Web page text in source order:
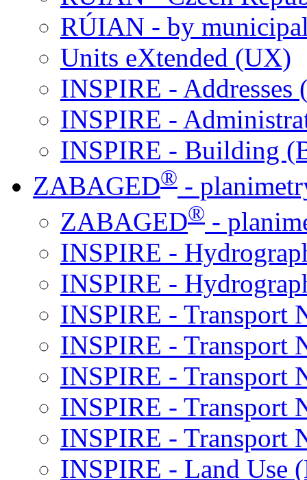
RÚIAN - by
Units eXtended (UX)
INSPIRE - Addresses
INSPIRE -
INSPIRE - Building
ZABAGED® -
ZABAGED® -
INSPIRE -
INSPIRE -
INSPIRE - Transport
INSPIRE - Transport
INSPIRE - Transport
INSPIRE - Transport
INSPIRE - Transport
INSPIRE - Land Use